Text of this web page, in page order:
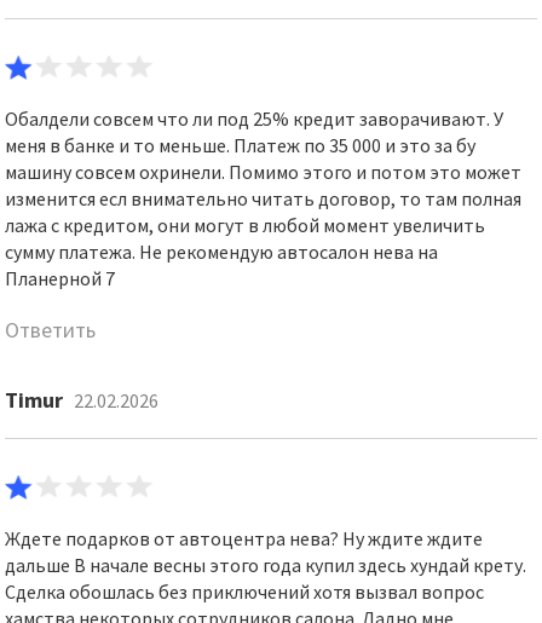
Обалдели совсем что ли под 25% кредит заворачивают. У
меня в банке и то меньше. Платеж по 35 000 и это за бу
машину совсем охринели. Помимо этого и потом это может
изменится есл внимательно читать договор, то там полная
лажа с кредитом, они могут в любой момент увеличить
сумму платежа. Не рекомендую автосалон нева на
Планерной 7
Ответить
Timur 22.02.2026
Ждете подарков от автоцентра нева? Ну ждите ждите
дальше В начале весны этого года купил здесь хундай крету.
Сделка обошлась без приключений хотя вызвал вопрос
хамства некоторых сотрудников салона. Ладно мне